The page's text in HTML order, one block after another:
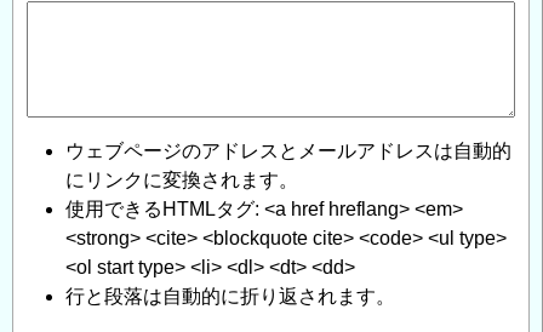
食
に
つ
い
て」
へ
ウェブページのアドレスとメールアドレスは自動的
にリンクに変換されます。
使用できるHTMLタグ: <a href hreflang> <em>
<strong> <cite> <blockquote cite> <code> <ul type>
<ol start type> <li> <dl> <dt> <dd>
行と段落は自動的に折り返されます。